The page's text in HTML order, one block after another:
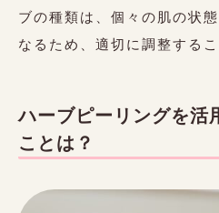
ブの種類は、個々の肌の状
なるため、適切に調整する
ハーブピーリングを活
ことは？